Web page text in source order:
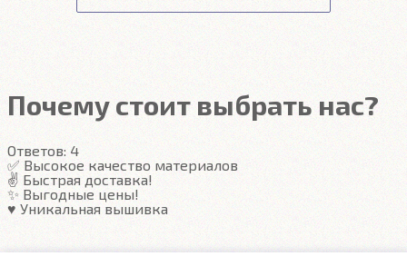
Передние ковры полностью закрывают место
Гарантия
Подробнее
Почему стоит выбрать нас?
Ответов: 4
✅ Высокое качество материалов
✌️ Быстрая доставка!
✨ Выгодные цены!
♥️ Уникальная вышивка